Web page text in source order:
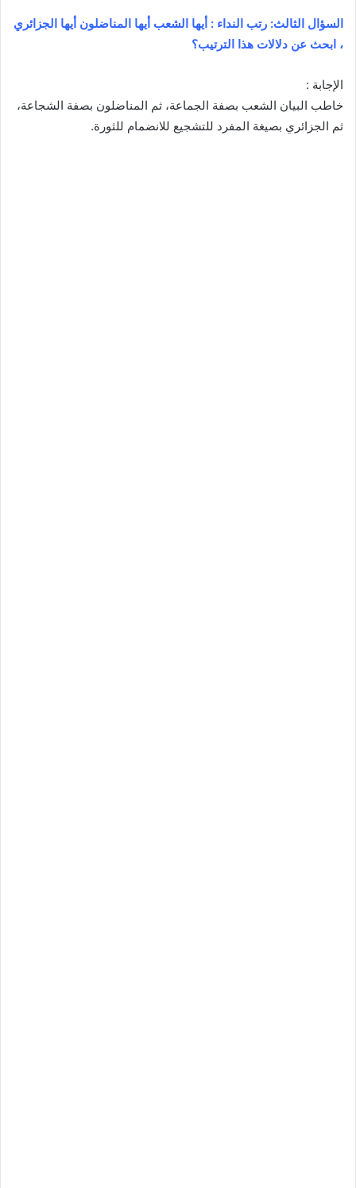
السؤال الثالث: رتب النداء : أيها الشعب أيها المناضلون أيها الجزائري
، ابحث عن دلالات ھذا الترتیب؟
الإجابة :
خاطب البيان الشعب بصفة الجماعة، ثم المناضلون بصفة الشجاعة،
ثم الجزائري بصيغة المفرد للتشجيع للانضمام للثورة.